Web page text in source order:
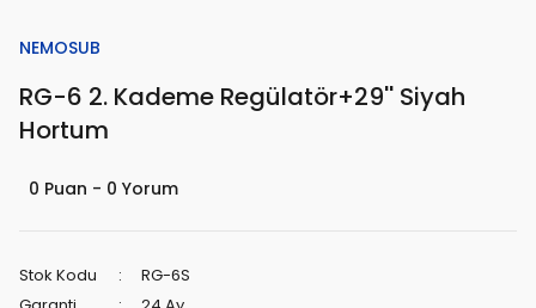
NEMOSUB
RG-6 2. Kademe Regülatör+29'' Siyah
Hortum
0 Puan - 0 Yorum
Stok Kodu
RG-6S